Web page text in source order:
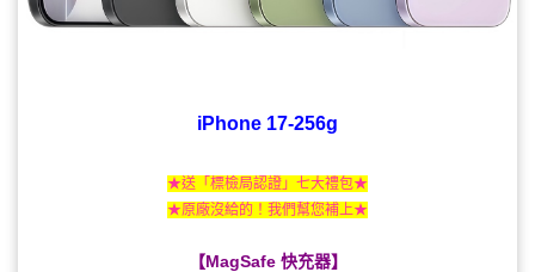
iPhone 17-256g
★送「標檢局認證」七大禮包★
★原廠沒給的！我們幫您補上★
【MagSafe 快充器】